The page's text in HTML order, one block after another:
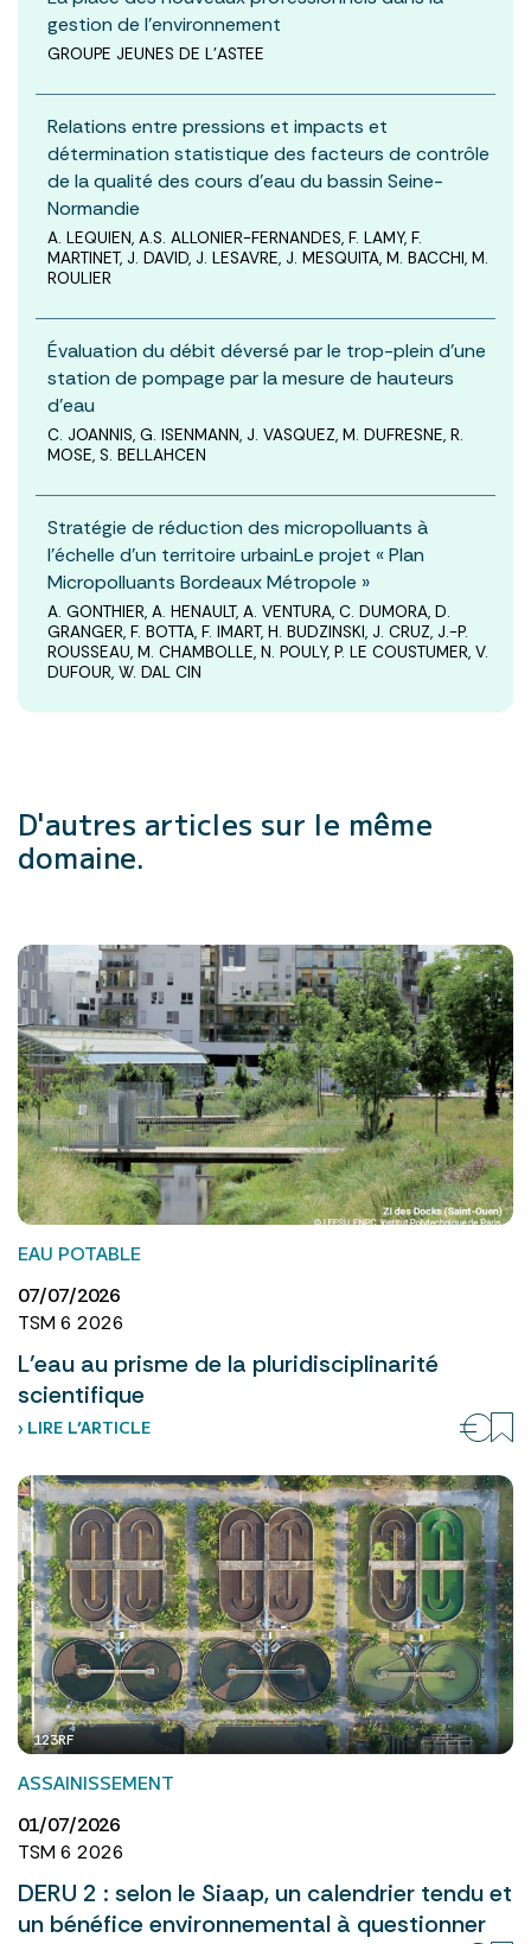
gestion de l’environnement
GROUPE JEUNES DE L'ASTEE
Relations entre pressions et impacts et
détermination statistique des facteurs de contrôle
de la qualité des cours d’eau du bassin Seine-
Normandie
A. LEQUIEN, A.S. ALLONIER-FERNANDES, F. LAMY, F.
MARTINET, J. DAVID, J. LESAVRE, J. MESQUITA, M. BACCHI, M.
ROULIER
Évaluation du débit déversé par le trop-plein d’une
station de pompage par la mesure de hauteurs
d’eau
C. JOANNIS, G. ISENMANN, J. VASQUEZ, M. DUFRESNE, R.
MOSE, S. BELLAHCEN
Stratégie de réduction des micropolluants à
l’échelle d’un territoire urbainLe projet « Plan
Micropolluants Bordeaux Métropole »
A. GONTHIER, A. HENAULT, A. VENTURA, C. DUMORA, D.
GRANGER, F. BOTTA, F. IMART, H. BUDZINSKI, J. CRUZ, J.-P.
ROUSSEAU, M. CHAMBOLLE, N. POULY, P. LE COUSTUMER, V.
DUFOUR, W. DAL CIN
D'autres articles sur le même
domaine.
EAU POTABLE
07/07/2026
TSM 6 2026
L’eau au prisme de la pluridisciplinarité
scientifique
› LIRE L’ARTICLE
123RF
ASSAINISSEMENT
01/07/2026
TSM 6 2026
DERU 2 : selon le Siaap, un calendrier tendu et
un bénéfice environnemental à questionner